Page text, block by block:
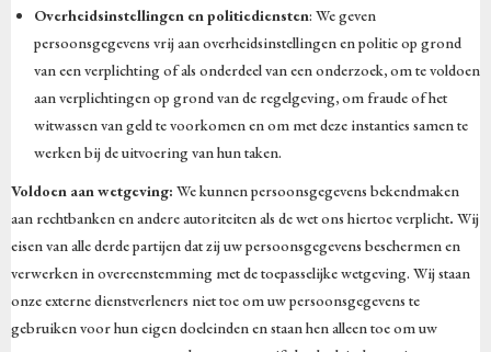
Overheidsinstellingen en politiediensten: We geven
persoonsgegevens vrij aan overheidsinstellingen en politie op grond
van een verplichting of als onderdeel van een onderzoek, om te voldoen
aan verplichtingen op grond van de regelgeving, om fraude of het
witwassen van geld te voorkomen en om met deze instanties samen te
werken bij de uitvoering van hun taken.
Voldoen aan wetgeving: We kunnen persoonsgegevens bekendmaken
aan rechtbanken en andere autoriteiten als de wet ons hiertoe verplicht. Wij
eisen van alle derde partijen dat zij uw persoonsgegevens beschermen en
verwerken in overeenstemming met de toepasselijke wetgeving. Wij staan
onze externe dienstverleners niet toe om uw persoonsgegevens te
gebruiken voor hun eigen doeleinden en staan hen alleen toe om uw